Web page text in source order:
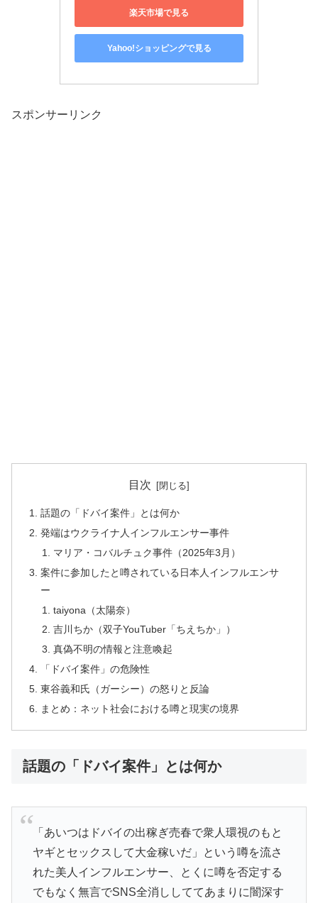
楽天市場で見る
Yahoo!ショッピングで見る
スポンサーリンク
目次
話題の「ドバイ案件」とは何か
発端はウクライナ人インフルエンサー事件
マリア・コバルチュク事件（2025年3月）
案件に参加したと噂されている日本人インフルエンサ
ー
taiyona（太陽奈）
吉川ちか（双子YouTuber「ちえちか」）
真偽不明の情報と注意喚起
「ドバイ案件」の危険性
東谷義和氏（ガーシー）の怒りと反論
まとめ：ネット社会における噂と現実の境界
話題の「ドバイ案件」とは何か
「あいつはドバイの出稼ぎ売春で衆人環視のもと
ヤギとセックスして大金稼いだ」という噂を流さ
れた美人インフルエンサー、とくに噂を否定する
でもなく無言でSNS全消ししててあまりに闇深す